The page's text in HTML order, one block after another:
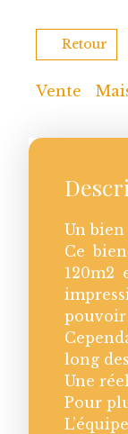
Retour
Vente
Un
Ce
120m2
pouvoir
long
Une
Pour